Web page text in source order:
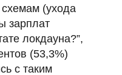
(ухода
зарплат
локдауна?”,
(53,3%)
с таким